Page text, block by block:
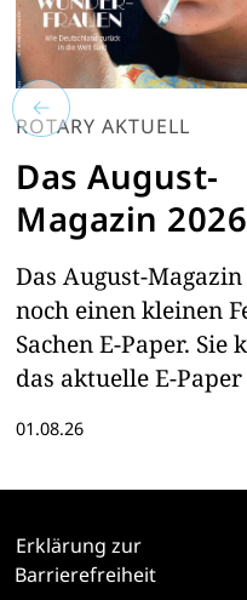
ROTARY AKTUELL
Das August-
Magazin 2026
Das August-
noch einen kleinen
Sachen E-Paper. Sie
das aktuelle E-
01.08.26
Erklärung zur
Barrierefreiheit